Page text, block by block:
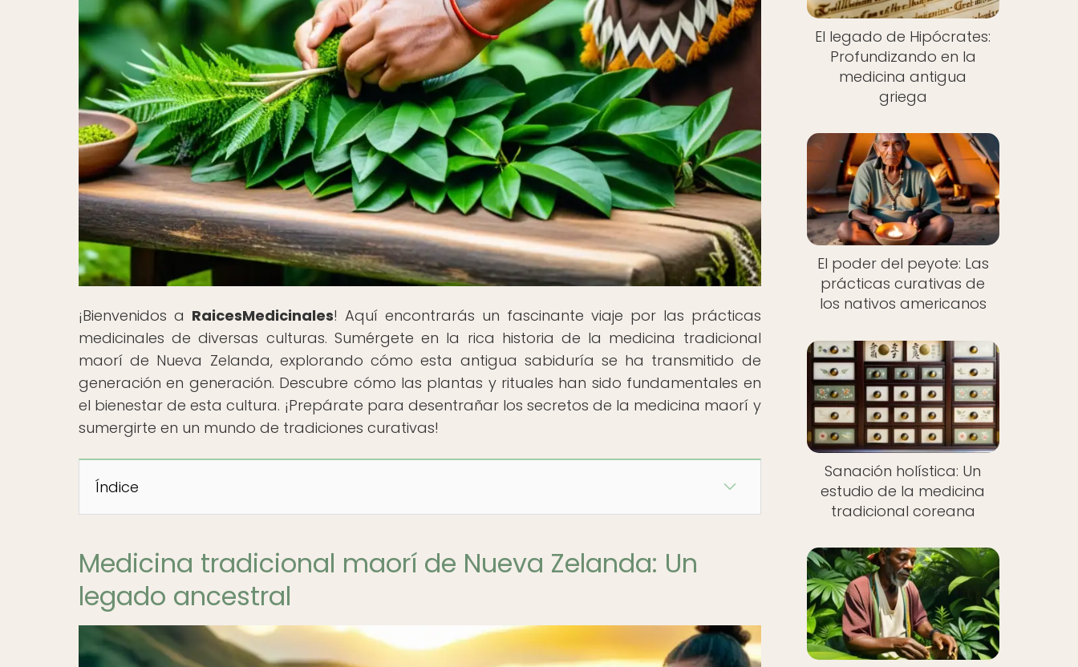
¡Bienvenidos a RaicesMedicinales! Aquí encontrarás un fascinante viaje por las prácticas
medicinales de diversas culturas. Sumérgete en la rica historia de la medicina tradicional
maorí de Nueva Zelanda, explorando cómo esta antigua sabiduría se ha transmitido de
generación en generación. Descubre cómo las plantas y rituales han sido fundamentales en
el bienestar de esta cultura. ¡Prepárate para desentrañar los secretos de la medicina maorí y
sumergirte en un mundo de tradiciones curativas!
Índice
Medicina tradicional maorí de Nueva Zelanda: Un
legado ancestral
El legado de Hipócrates:
Profundizando en la
medicina antigua
griega
El poder del peyote: Las
prácticas curativas de
los nativos americanos
Sanación holística: Un
estudio de la medicina
tradicional coreana